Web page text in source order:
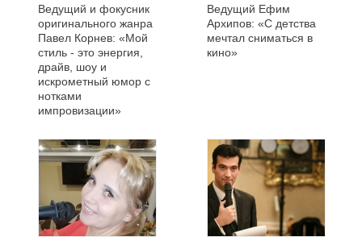
Ведущий и фокусник
оригинального жанра
Павел Корнев: «Мой
стиль - это энергия,
драйв, шоу и
искрометный юмор с
нотками
импровизации»
Ведущий Ефим
Архипов: «С детства
мечтал сниматься в
кино»